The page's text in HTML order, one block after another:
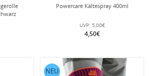
Powercare Kältespray 400ml
UVP: 5,00€
4,50€
NEU